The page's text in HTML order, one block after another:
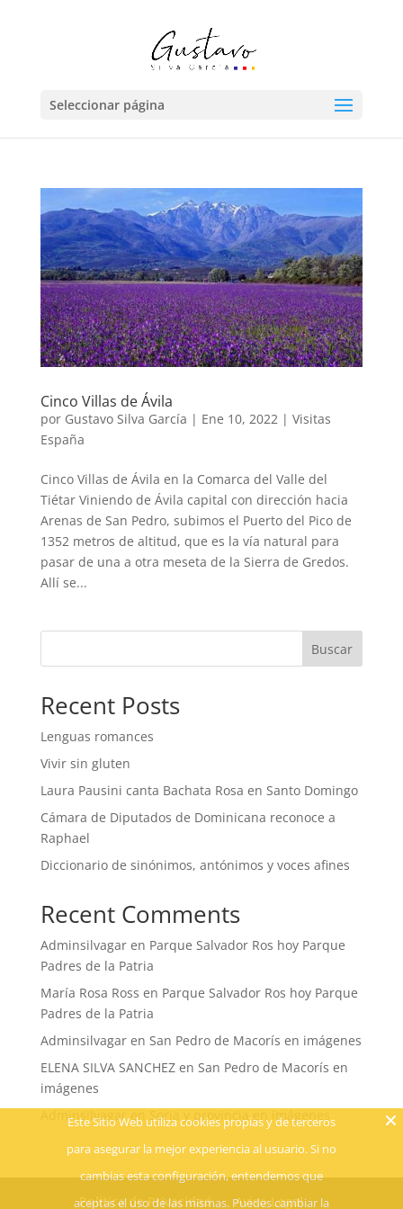
Seleccionar página
Cinco Villas de Ávila
por Gustavo Silva García | Ene 10, 2022| Visitas
España
Cinco Villas de Ávila en la Comarca del Valle del
Tiétar Viniendo de Ávila capital con dirección hacia
Arenas de San Pedro, subimos el Puerto del Pico de
1352 metros de altitud, que es la vía natural para
pasar de una a otra meseta de la Sierra de Gredos.
Allí se...
Buscar
Recent Posts
Lenguas romances
Vivir sin gluten
Laura Pausini canta Bachata Rosa en Santo Domingo
Cámara de Diputados de Dominicana reconoce a
Raphael
Diccionario de sinónimos, antónimos y voces afines
Recent Comments
Adminsilvagaren Parque Salvador Ros hoy Parque
Padres de la Patria
María Rosa Ross en Parque Salvador Ros hoy Parque
Padres de la Patria
Adminsilvagaren San Pedro de Macorís en imágenes
ELENA SILVA SANCHEZen San Pedro de Macorís en
imágenes
Adminsilvagaren Soria y provincia en imágenes
Política de Privacidad Aviso Legal
Este Sitio Web utiliza cookies propias y de terceros
para asegurar la mejor experiencia al usuario. Si no
cambias esta configuración, entendemos que
aceptas el uso de las mismas. Puedes cambiar la